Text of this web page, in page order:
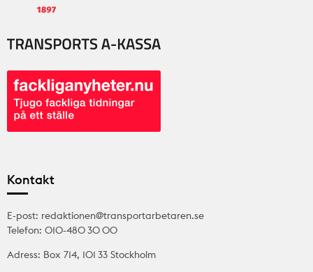
Kontakt
E-post: redaktionen@transportarbetaren.se
Telefon: 010-480 30 00
Adress: Box 714, 101 33 Stockholm